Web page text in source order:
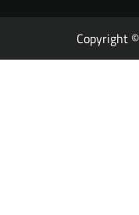
Copyright